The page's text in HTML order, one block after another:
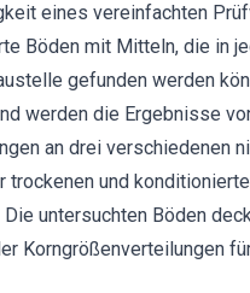
eines vereinfachten
Böden mit Mitteln, die in
gefunden werden
werden die Ergebnisse
an drei verschiedenen
trockenen und
untersuchten Böden
Korngrößenverteilungen